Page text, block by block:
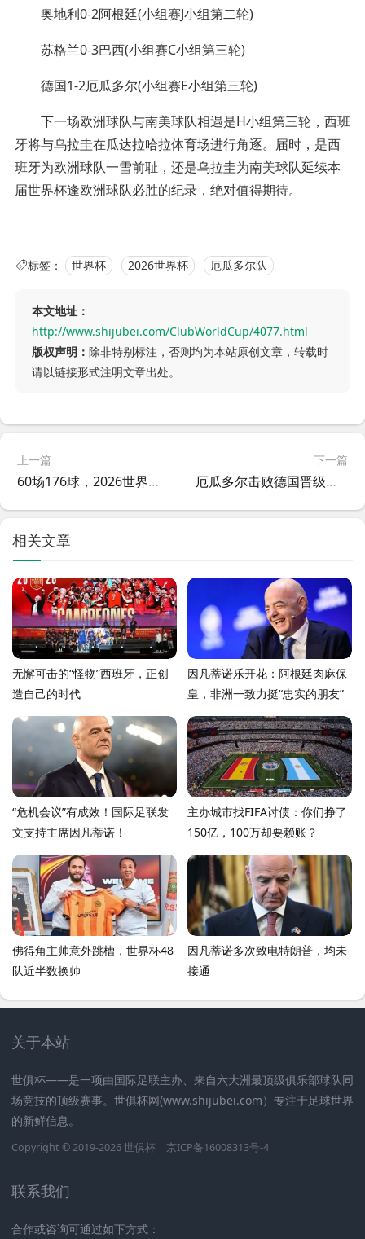
奥地利0-2阿根廷(小组赛J小组第二轮)
苏格兰0-3巴西(小组赛C小组第三轮)
德国1-2厄瓜多尔(小组赛E小组第三轮)
下一场欧洲球队与南美球队相遇是H小组第三轮，西班
牙将与乌拉圭在瓜达拉哈拉体育场进行角逐。届时，是西
班牙为欧洲球队一雪前耻，还是乌拉圭为南美球队延续本
届世界杯逢欧洲球队必胜的纪录，绝对值得期待。
标签： 世界杯 2026世界杯 厄瓜多尔队
本文地址：
http://www.shijubei.com/ClubWorldCup/4077.html
版权声明： 除非特别标注，否则均为本站原创文章，转载时
请以链接形式注明文章出处。
上一篇
60场176球，2026世界杯超越卡塔尔世界杯，刷新单届进球纪录
下一篇
厄瓜多尔击败德国晋级世界杯32强，总统宣布全国放假一天
相关文章
无懈可击的“怪物”西班牙，正创
造自己的时代
因凡蒂诺乐开花：阿根廷肉麻保
皇，非洲一致力挺“忠实的朋友”
“危机会议”有成效！国际足联发
文支持主席因凡蒂诺！
主办城市找FIFA讨债：你们挣了
150亿，100万却要赖账？
佛得角主帅意外跳槽，世界杯48
队近半数换帅
因凡蒂诺多次致电特朗普，均未
接通
关于本站
世俱杯——是一项由国际足联主办、来自六大洲最顶级俱乐部球队同
场竞技的顶级赛事。世俱杯网(www.shijubei.com）专注于足球世界
的新鲜信息。
Copyright © 2019-2026 世俱杯 京ICP备16008313号-4
联系我们
合作或咨询可通过如下方式：